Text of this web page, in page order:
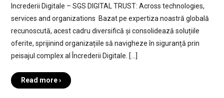
Increderii Digitale – SGS DIGITAL TRUST: Across technologies,
services and organizations Bazat pe expertiza noastră globală
recunoscută, acest cadru diversifică și consolidează soluțiile
oferite, sprijinind organizațiile să navigheze în siguranță prin
peisajul complex al Încrederii Digitale. […]
Read more ›